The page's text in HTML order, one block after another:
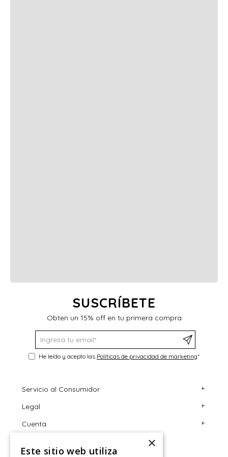
SUSCRÍBETE
Obten un 15% off en tu primera compra
He leído y acepto las Políticas de privacidad de marketing*
Servicio al Consumidor +
Centro de Ayuda
Contáctanos
Legal +
Términos y Condiciones
Cuenta +
×
Este sitio web utiliza